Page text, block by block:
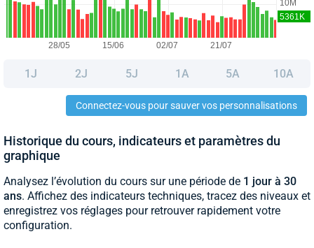
1J 2J 5J 1A 5A 10A
Connectez-vous pour sauver vos personnalisations
Historique du cours, indicateurs et paramètres du
graphique
Analysez l’évolution du cours sur une période de 1 jour à 30
ans. Affichez des indicateurs techniques, tracez des niveaux et
enregistrez vos réglages pour retrouver rapidement votre
configuration.